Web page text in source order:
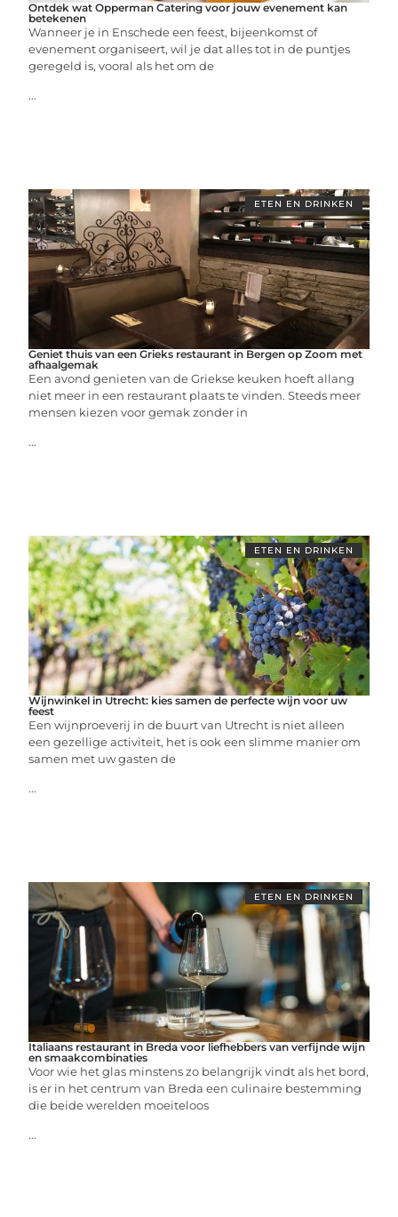
Ontdek wat Opperman Catering voor jouw evenement kan
betekenen
Wanneer je in Enschede een feest, bijeenkomst of
evenement organiseert, wil je dat alles tot in de puntjes
geregeld is, vooral als het om de
...
ETEN EN DRINKEN
Geniet thuis van een Grieks restaurant in Bergen op Zoom met
afhaalgemak
Een avond genieten van de Griekse keuken hoeft allang
niet meer in een restaurant plaats te vinden. Steeds meer
mensen kiezen voor gemak zonder in
...
ETEN EN DRINKEN
Wijnwinkel in Utrecht: kies samen de perfecte wijn voor uw
feest
Een wijnproeverij in de buurt van Utrecht is niet alleen
een gezellige activiteit, het is ook een slimme manier om
samen met uw gasten de
...
ETEN EN DRINKEN
Italiaans restaurant in Breda voor liefhebbers van verfijnde wijn
en smaakcombinaties
Voor wie het glas minstens zo belangrijk vindt als het bord,
is er in het centrum van Breda een culinaire bestemming
die beide werelden moeiteloos
...